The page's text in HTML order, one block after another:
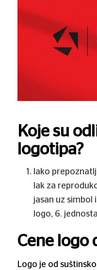
Koje su
logotipa?
lako
lak za
jasan uz simbol
logo, 6.
Cene logo
Logo je od